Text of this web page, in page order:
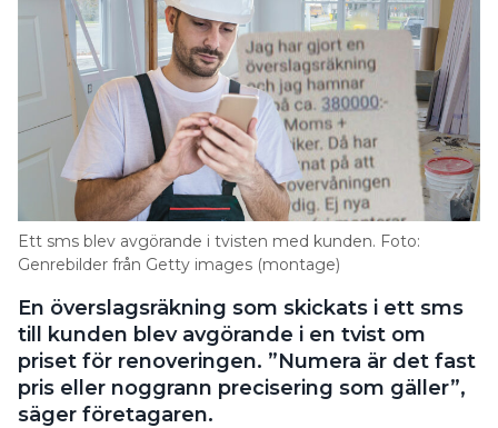
Ett sms blev avgörande i tvisten med kunden. Foto:
Genrebilder från Getty images (montage)
En överslagsräkning som skickats i ett sms
till kunden blev avgörande i en tvist om
priset för renoveringen. ”Numera är det fast
pris eller noggrann precisering som gäller”,
säger företagaren.